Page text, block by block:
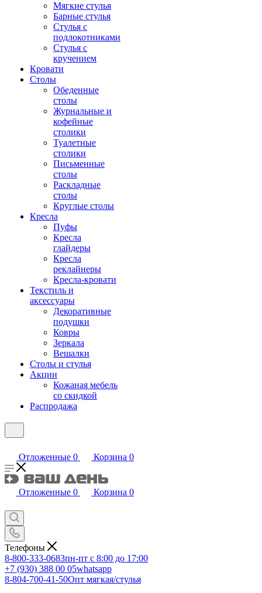
Мягкие стулья
Барные стулья
Стулья с
подлокотниками
Стулья с
кручением
Кровати
Столы
Обеденные
столы
Журнальные и
кофейные
столики
Туалетные
столики
Письменные
столы
Раскладные
столы
Круглые столы
Кресла
Пуфы
Кресла
глайдеры
Кресла
реклайнеры
Кресла-кровати
Текстиль и
аксессуары
Декоративные
подушки
Ковры
Зеркала
Вешалки
Столы и стулья
Акции
Кожаная мебель
со скидкой
Распродажа
Отложенные 0 Корзина 0
Отложенные 0 Корзина 0
Телефоны
8-800-333-0683пн-пт с 8:00 до 17:00
+7 (930) 388 00 05whatsapp
8-804-700-41-50Опт мягкая/стулья